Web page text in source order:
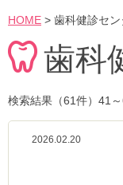
HOME > 歯科健診セ
歯科
検索結果（61件）41
2026.02.20